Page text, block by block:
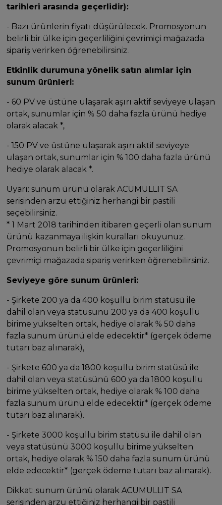
tarihleri arasında geçerlidir):
- Bazı ürünlerin fiyatı düşürülecek. Promosyonun
belirli bir ülke için geçerliliğini çevrimiçi mağazada
sipariş verirken öğrenebilirsiniz.
Etkinlik durumuna yönelik satın alımlar için
sunum ürünleri:
- 60 PV ve üstüne ulaşarak aşırı aktif seviyeye ulaşan
ortak, sunumlar için % 50 daha fazla ürünü hediye
olarak alacak *,
- 150 PV ve üstüne ulaşarak aşırı aktif seviyeye
ulaşan ortak, sunumlar için % 100 daha fazla ürünü
hediye olarak alacak *.
Uyarı: sunum ürünü olarak ACUMULLIT SA
serisinden arzu ettiğiniz herhangi bir pastili
seçebilirsiniz.
* 1 Mart 2018 tarihinden itibaren geçerli olan sunum
ürünü kazanmaya ilişkin kuralları okuyunuz.
Promosyonun belirli bir ülke için geçerliliğini
çevrimiçi mağazada sipariş verirken öğrenebilirsiniz.
Seviyeye göre sunum ürünleri:
- Şirkete 200 ya da 400 koşullu birim statüsü ile
dahil olan veya statüsünü 200 ya da 400 koşullu
birime yükselten ortak, hediye olarak % 50 daha
fazla sunum ürünü elde edecektir* (gerçek ödeme
tutarı baz alınarak),
- Şirkete 600 ya da 1800 koşullu birim statüsü ile
dahil olan veya statüsünü 600 ya da 1800 koşullu
birime yükselten ortak, hediye olarak % 100 daha
fazla sunum ürünü elde edecektir* (gerçek ödeme
tutarı baz alınarak).
- Şirkete 3000 koşullu birim statüsü ile dahil olan
veya statüsünü 3000 koşullu birime yükselten
ortak, hediye olarak % 150 daha fazla sunum ürünü
elde edecektir* (gerçek ödeme tutarı baz alınarak).
Dikkat: sunum ürünü olarak ACUMULLIT SA
serisinden arzu ettiğiniz herhangi bir pastili